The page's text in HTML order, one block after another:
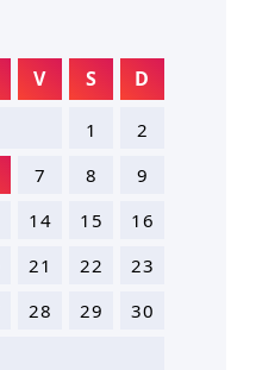
V S D
1
2
7 8
9
14 15
16
21 22
23
28 29
30